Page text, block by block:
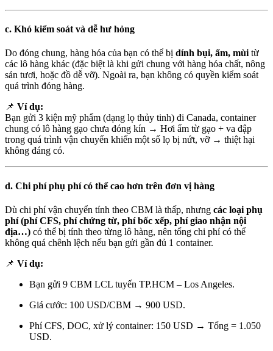
c. Khó kiểm soát và dễ hư hỏng
Do đóng chung, hàng hóa của bạn có thể bị dính bụi, ẩm, mùi từ
các lô hàng khác (đặc biệt là khi gửi chung với hàng hóa chất, nông
sản tươi, hoặc đồ dễ vỡ). Ngoài ra, bạn không có quyền kiểm soát
quá trình đóng hàng.
📌 Ví dụ:
Bạn gửi 3 kiện mỹ phẩm (dạng lọ thủy tinh) đi Canada, container
chung có lô hàng gạo chưa đóng kín → Hơi ẩm từ gạo + va đập
trong quá trình vận chuyển khiến một số lọ bị nứt, vỡ → thiệt hại
không đáng có.
d. Chi phí phụ phí có thể cao hơn trên đơn vị hàng
Dù chi phí vận chuyển tính theo CBM là thấp, nhưng các loại phụ
phí (phí CFS, phí chứng từ, phí bốc xếp, phí giao nhận nội
địa…) có thể bị tính theo từng lô hàng, nên tổng chi phí có thể
không quá chênh lệch nếu bạn gửi gần đủ 1 container.
📌 Ví dụ:
Bạn gửi 9 CBM LCL tuyến TP.HCM – Los Angeles.
Giá cước: 100 USD/CBM → 900 USD.
Phí CFS, DOC, xử lý container: 150 USD → Tổng = 1.050
USD.